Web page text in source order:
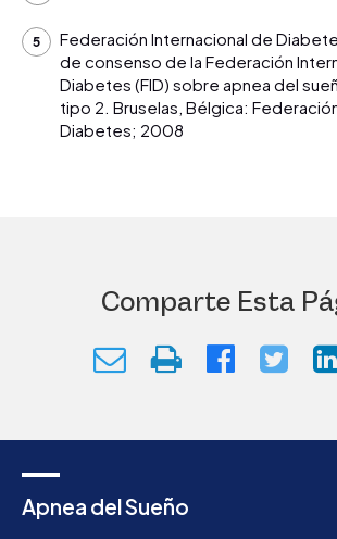
Federación Internacional de
de consenso de la Federación
Diabetes (FID) sobre apnea del
tipo 2. Bruselas, Bélgica:
Diabetes; 2008
Comparte Esta
Apnea del Sueño